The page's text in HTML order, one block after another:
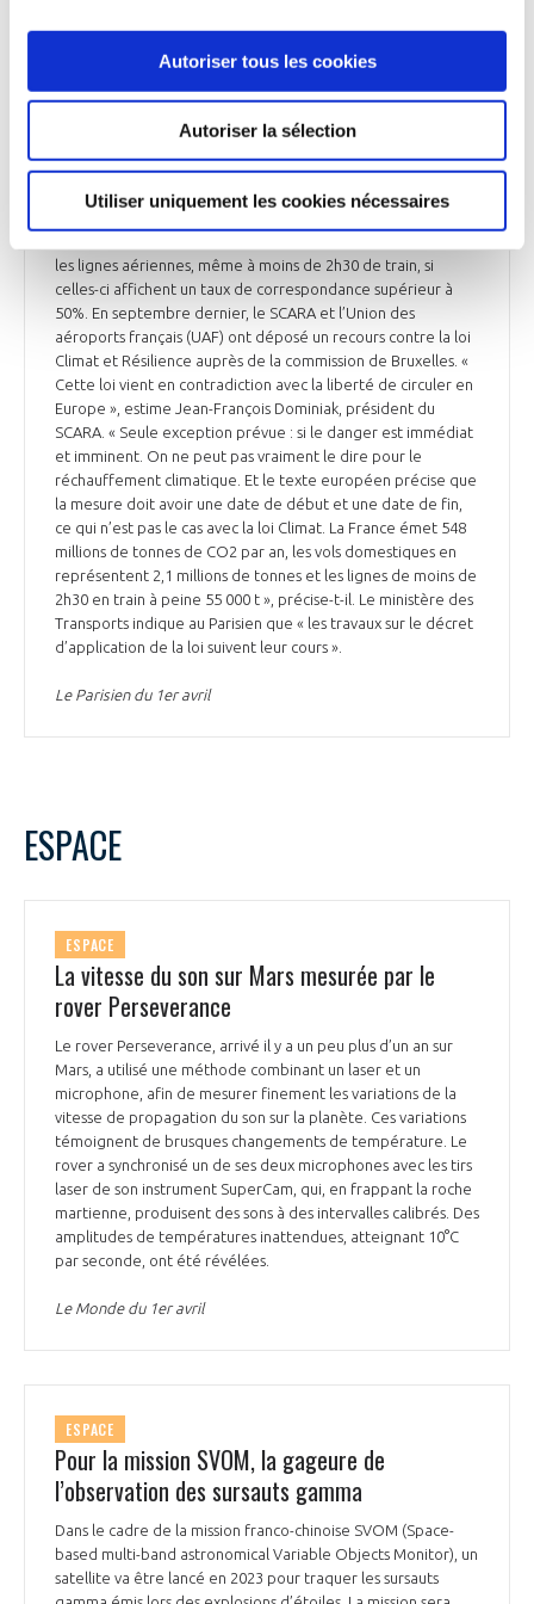
Autoriser tous les cookies
Autoriser la sélection
Utiliser uniquement les cookies nécessaires
en train de moins de 2h30. Pour Air France-KLM, cela « ne
change rien » : « Nous avions déjà fermé les vols Orly-Nantes,
soutien de l’État à la compagnie pendant la pandémie »,
indique Vincent Etchebehere, le directeur du
France. « Pour accompagner nos clients dans ce changement,
nous avons mis en place davantage d’offres Train + Air,
les lignes aériennes, même à moins de 2h30 de train, si
celles-ci affichent un taux de correspondance supérieur à
50%. En septembre dernier, le SCARA et l’Union des
aéroports français (UAF) ont déposé un recours contre la loi
Climat et Résilience auprès de la commission de Bruxelles. «
Cette loi vient en contradiction avec la liberté de circuler en
Europe », estime Jean-François Dominiak, président du
SCARA. « Seule exception prévue : si le danger est immédiat
et imminent. On ne peut pas vraiment le dire pour le
réchauffement climatique. Et le texte européen précise que
la mesure doit avoir une date de début et une date de fin,
ce qui n’est pas le cas avec la loi Climat. La France émet 548
millions de tonnes de CO2 par an, les vols domestiques en
représentent 2,1 millions de tonnes et les lignes de moins de
2h30 en train à peine 55 000 t », précise-t-il. Le ministère des
Transports indique au Parisien que « les travaux sur le décret
d’application de la loi suivent leur cours ».
Le Parisien du 1er avril
ESPACE
ESPACE
La vitesse du son sur Mars mesurée par le
rover Perseverance
Le rover Perseverance, arrivé il y a un peu plus d’un an sur
Mars, a utilisé une méthode combinant un laser et un
microphone, afin de mesurer finement les variations de la
vitesse de propagation du son sur la planète. Ces variations
témoignent de brusques changements de température. Le
rover a synchronisé un de ses deux microphones avec les tirs
laser de son instrument SuperCam, qui, en frappant la roche
martienne, produisent des sons à des intervalles calibrés. Des
amplitudes de températures inattendues, atteignant 10°C
par seconde, ont été révélées.
Le Monde du 1er avril
ESPACE
Pour la mission SVOM, la gageure de
l’observation des sursauts gamma
Dans le cadre de la mission franco-chinoise SVOM (Space-
based multi-band astronomical Variable Objects Monitor), un
satellite va être lancé en 2023 pour traquer les sursauts